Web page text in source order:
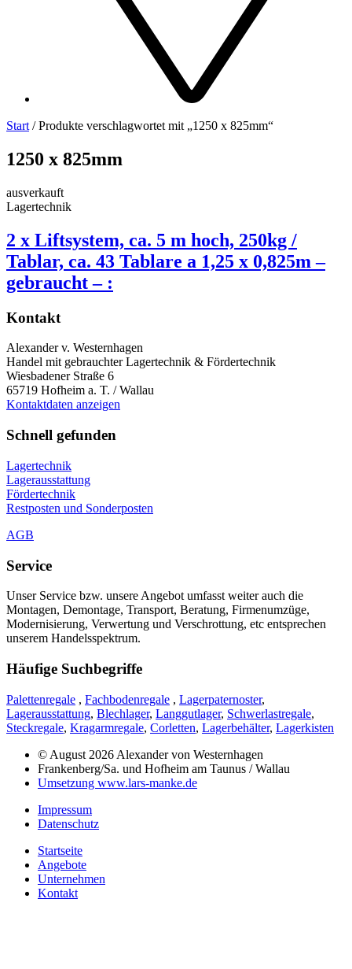
Start / Produkte verschlagwortet mit „1250 x 825mm“
1250 x 825mm
ausverkauft
Lagertechnik
2 x Liftsystem, ca. 5 m hoch, 250kg /
Tablar, ca. 43 Tablare a 1,25 x 0,825m –
gebraucht – :
Kontakt
Alexander v. Westernhagen
Handel mit gebrauchter Lagertechnik & Fördertechnik
Wiesbadener Straße 6
65719 Hofheim a. T. / Wallau
Kontaktdaten anzeigen
Schnell gefunden
Lagertechnik
Lagerausstattung
Fördertechnik
Restposten und Sonderposten
AGB
Service
Unser Service bzw. unsere Angebot umfasst weiter auch die
Montagen, Demontage, Transport, Beratung, Firmenumzüge,
Modernisierung, Verwertung und Verschrottung, etc entsprechen
unserem Handelsspektrum.
Häufige Suchbegriffe
Palettenregale , Fachbodenregale , Lagerpaternoster,
Lagerausstattung, Blechlager, Langgutlager, Schwerlastregale,
Steckregale, Kragarmregale, Corletten, Lagerbehälter, Lagerkisten
© August 2026 Alexander von Westernhagen
Frankenberg/Sa. und Hofheim am Taunus / Wallau
Umsetzung www.lars-manke.de
Impressum
Datenschutz
Startseite
Angebote
Unternehmen
Kontakt